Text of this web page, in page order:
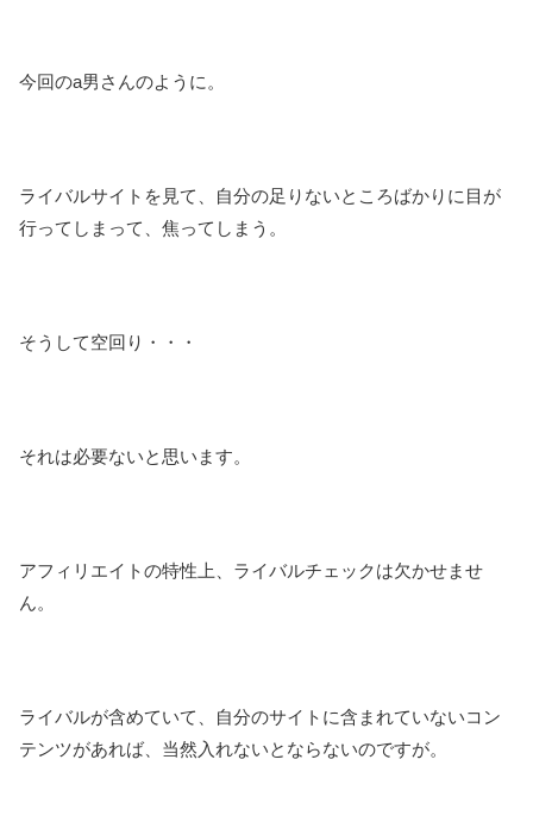
今回のa男さんのように。
ライバルサイトを見て、自分の足りないところばかりに目が
行ってしまって、焦ってしまう。
そうして空回り・・・
それは必要ないと思います。
アフィリエイトの特性上、ライバルチェックは欠かせませ
ん。
ライバルが含めていて、自分のサイトに含まれていないコン
テンツがあれば、当然入れないとならないのですが。